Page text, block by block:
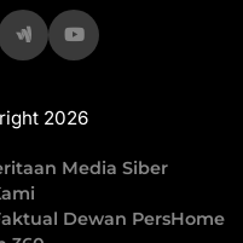
2026
Media Siber
Dewan PersHome